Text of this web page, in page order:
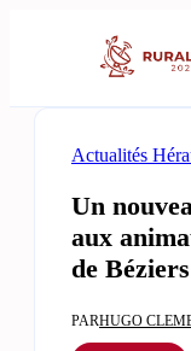
Actualités
Un
aux
de Béziers
PARHUGO